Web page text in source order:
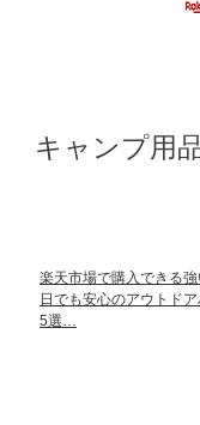
キャンプ用
楽天市場で購入できる
日でも安心のアウトドア
5選…